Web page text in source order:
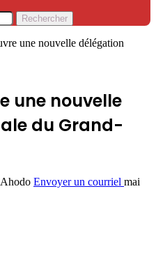
Rechercher
une nouvelle délégation
une nouvelle
du Grand-
Envoyer un courriel mai